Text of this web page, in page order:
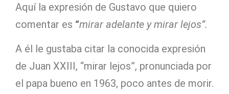
Aquí la expresión de Gustavo que quiero
comentar es “mirar adelante y mirar lejos”.
A él le gustaba citar la conocida expresión
de Juan XXIII, “mirar lejos”, pronunciada por
el papa bueno en 1963, poco antes de morir.